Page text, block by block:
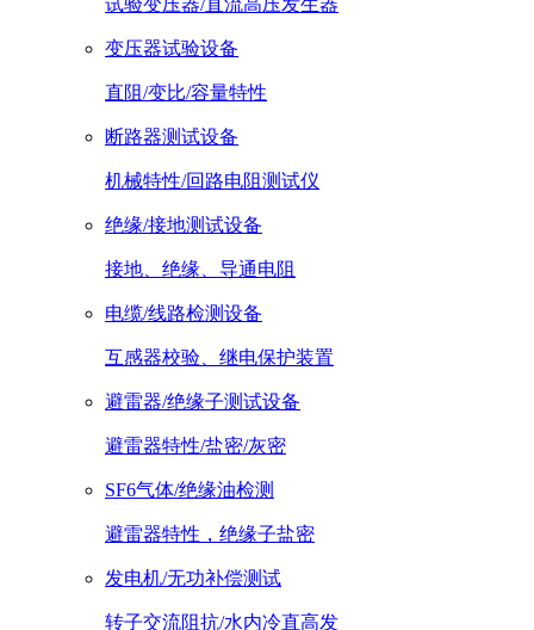
试验变压器/直流高压发生器
变压器试验设备
直阻/变比/容量特性
断路器测试设备
机械特性/回路电阻测试仪
绝缘/接地测试设备
接地、绝缘、导通电阻
电缆/线路检测设备
互感器校验、继电保护装置
避雷器/绝缘子测试设备
避雷器特性/盐密/灰密
SF6气体/绝缘油检测
避雷器特性，绝缘子盐密
发电机/无功补偿测试
转子交流阻抗/水内冷直高发